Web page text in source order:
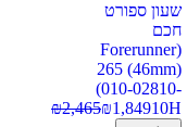
שעון ספורט
חכם
(Forerunner
265 (46mm)
(010-02810-
10H
₪1,849
₪2,465